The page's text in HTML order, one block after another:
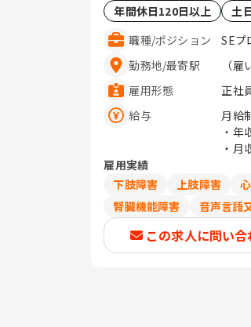
年間休日120日以上
土
職種/ポジション
SEプ
勤務地/最寄駅
（
雇用形態
正社
給与
月給
・年
・月
雇用実績
下肢障害
上肢障害
腎臓機能障害
音声言語
この求人に問い合